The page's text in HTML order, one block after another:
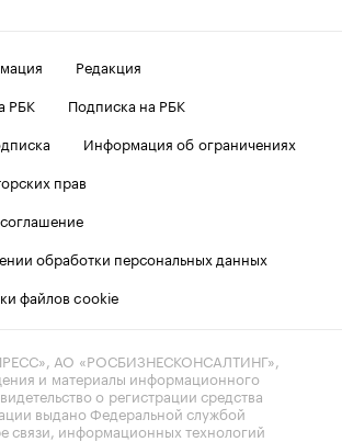
Редакция
РБК
Подписка на РБК
Информация об ограничениях
прав
обработки персональных данных
файлов cookie
АО «РОСБИЗНЕСКОНСАЛТИНГ»,
и материалы информационного
о регистрации средства
выдано Федеральной службой
связи, информационных технологий